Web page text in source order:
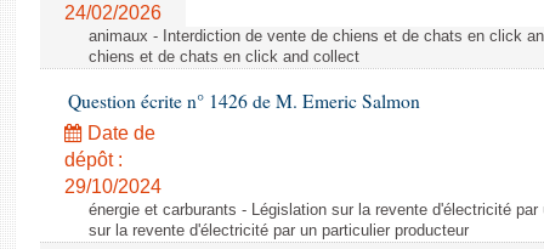
24/02/2026
animaux - Interdiction de vente de chiens et de chats en click
chiens et de chats en click and collect
Question écrite n° 1426 de M. Emeric Salmon
Date de
dépôt :
29/10/2024
énergie et carburants - Législation sur la revente d'électricité
sur la revente d'électricité par un particulier producteur